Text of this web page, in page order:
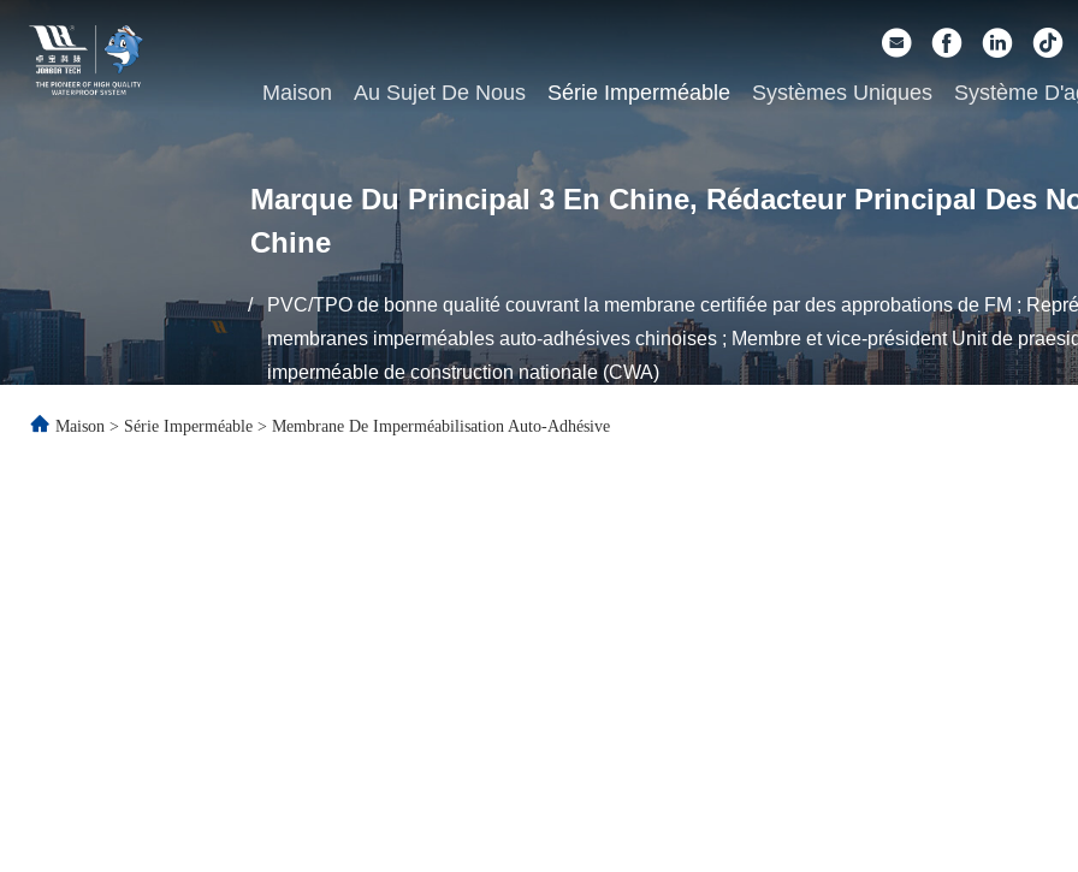
Maison Au Sujet De Nous Série Imperméable Systèmes Uniques Système
Marque Du Principal 3 En Chine, Rédacteur Principal Des
Chine
/
PVC/TPO de bonne qualité couvrant la membrane certifiée par des approbations de FM ;
membranes imperméables auto-adhésives chinoises ; Membre et vice-président Unit de
imperméable de construction nationale (CWA)
Maison > Série Imperméable > Membrane De Imperméabilisation Auto-Adhésive